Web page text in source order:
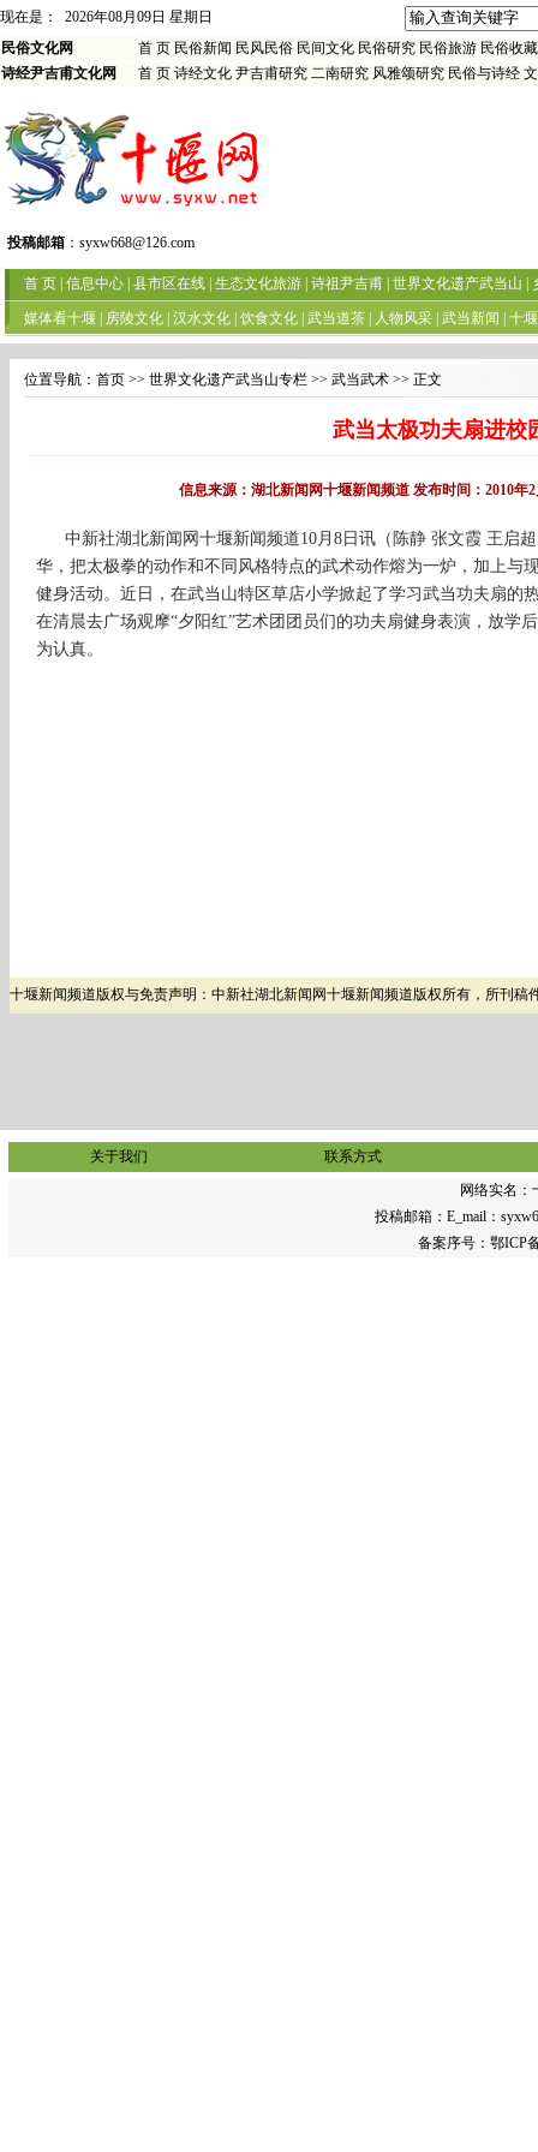
位置导航： 首页 >> 世界文化遗产武当山专栏 >> 武当武术 >> 正文
武当太极功夫扇进校
信息来源：湖北新闻网十堰新闻频道 发布时间：2010年
中新社湖北新闻网十堰新闻频道10月8日讯（陈静 张文霞 王启
华，把太极拳的动作和不同风格特点的武术动作熔为一炉，加上与
健身活动。近日，在武当山特区草店小学掀起了学习武当功夫扇的
在清晨去广场观摩“夕阳红”艺术团团员们的功夫扇健身表演，放学
为认真。
十堰新闻频道版权与免责声明：中新社湖北新闻网十堰新闻频道版权所有，所刊稿